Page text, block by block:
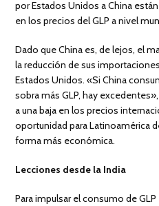
por Estados Unidos a China
en los precios del GLP a nivel
Dado que China es, de lejos, el
la reducción de sus
Estados Unidos. «Si China
sobra más GLP, hay
a una baja en los precios
oportunidad para Latinoamérica
forma más económica.
Lecciones desde la India
Para impulsar el consumo de